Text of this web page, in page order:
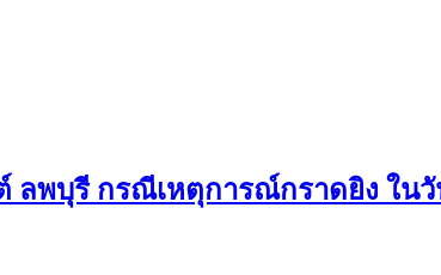
ลพบุรี กรณีเหตุการณ์กราดยิง ใน